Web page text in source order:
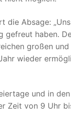
die Absage:
gefreut haben.
großen
wieder
und in
Zeit von 9 Uhr